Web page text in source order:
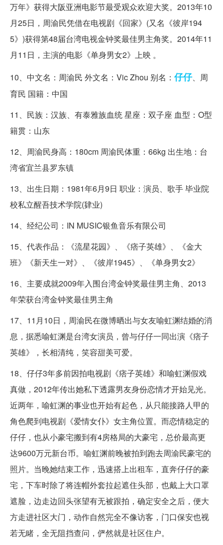
万年》获得大阪亚洲电影节最受观众欢迎大奖。2013年10
月25日，周渝民凭借在电视剧《回家》(又名《彼岸194
5》)获得第48届台湾电视金钟奖最佳男主角奖。2014年11
月11日，主演的电影《单身男女2》上映 。
10、中文名：周渝民 外文名：Vic Zhou 别名： 仔仔、周
育民 国籍：中国
11、民族：汉族、有泰雅族血统 星座：双子座 血型：O型
籍贯：山东
12、周渝民身高：180cm 周渝民体重：66kg 出生地：台
湾省宜兰县罗东镇
13、出生日期：1981年6月9日 职业：演员、歌手 毕业院
校私立醒吾技术学院(肄业)
14、经纪公司：IN MUSIC银鱼音乐有限公司
15、代表作品：《流星花园》、《痞子英雄》、《金大
班》《新天生一对》、《彼岸1945》、《单身男女2》
16、主要成就2009年入围台湾金钟奖最佳男主角、2013
年荣获台湾金钟奖最佳男主角
17、11月10日，周渝民在微博晒出与女友喻虹渊结婚的消
息，据悉喻虹渊是台湾女演员，曾与仔仔一同出演《痞子
英雄》，长相清纯，笑容甜美可爱。
18、仔仔3年多前因拍电视剧《痞子英雄》和喻虹渊假戏
真做，2012年传出她私下透露男友身份恋情才开始见光。
近两年，喻虹渊的事业也开始有起色，从只能接路人甲的
角色爬到电视剧《爱情女仆》女主角位置。而恋情稳定的
仔仔，也从小豪宅搬到有4房格局的大豪宅，总价最高更
达9600万元新台币。喻虹渊前晚被拍到跑去周渝民豪宅的
照片。当晚她结束工作，迅速搭上出租车，直奔仔仔的豪
宅，下车时除了将连帽外套拉起遮住头部，也戴上大口罩
遮脸，边走边回头张望有无被跟拍，确定安全之后，便大
方走进社区大门，动作自然完全不像访客，门口保安也视
若无睹，全无阻挡查问，俨然就是社区住户。